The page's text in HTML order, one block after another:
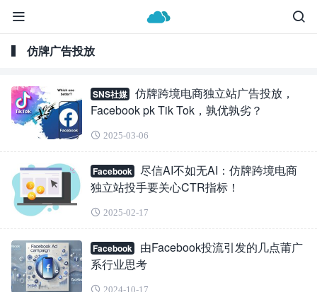
仿牌广告投放
SNS社媒
仿牌跨境电商独立站广告投放，
Facebook pk Tik Tok，孰优孰劣？
2025-03-06
Facebook
尽信AI不如无AI：仿牌跨境电商
独立站投手要关心CTR指标！
2025-02-17
Facebook
由Facebook投流引发的几点莆广
系行业思考
2024-10-17